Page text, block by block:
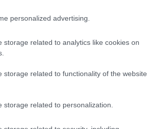
personalized advertising.
storage related to analytics like cookies on
storage related to functionality of the website
related to personalization.